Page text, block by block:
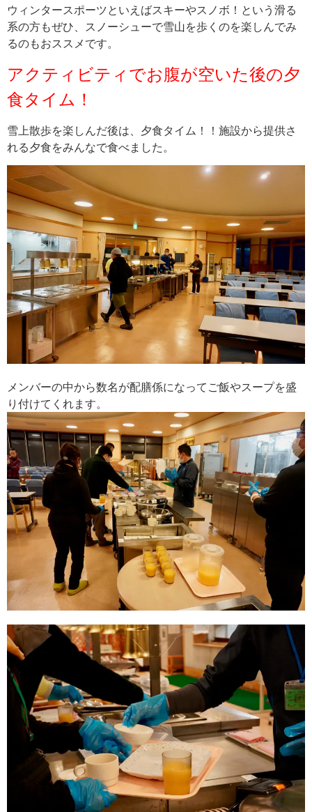
ウィンタースポーツといえばスキーやスノボ！という滑る
系の方もぜひ、スノーシューで雪山を歩くのを楽しんでみ
るのもおススメです。
アクティビティでお腹が空いた後の夕
食タイム！
雪上散歩を楽しんだ後は、夕食タイム！！施設から提供さ
れる夕食をみんなで食べました。
メンバーの中から数名が配膳係になってご飯やスープを盛
り付けてくれます。